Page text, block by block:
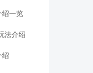
绍一览
法介绍
绍